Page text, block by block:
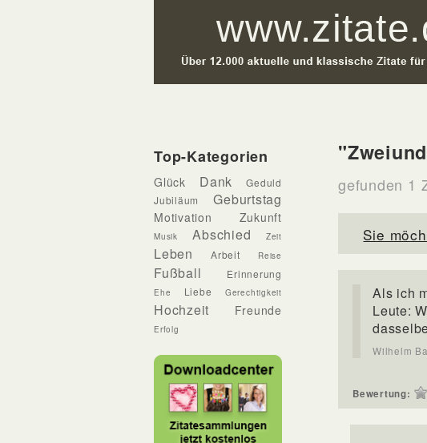
Top-Kategorien
Glück Dank
Geduld
Jubiläum
Geburtstag
Motivation Zukunft
Musik Abschied Zeit
Leben Arbeit Reise
Fußball Erinnerung
Ehe Liebe Gerechtigkeit
Hochzeit Freunde
Erfolg
gefunden 1
Sie
Als ich
Leute:
Wilhelm
Bewertung: